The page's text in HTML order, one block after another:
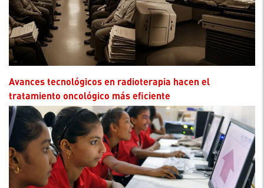
Avances tecnológicos en radioterapia hacen el
tratamiento oncológico más eficiente